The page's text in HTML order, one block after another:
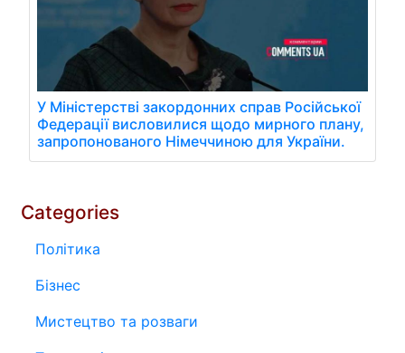
У Міністерстві закордонних справ Російської
Федерації висловилися щодо мирного плану,
запропонованого Німеччиною для України.
Categories
Політика
Бізнес
Мистецтво та розваги